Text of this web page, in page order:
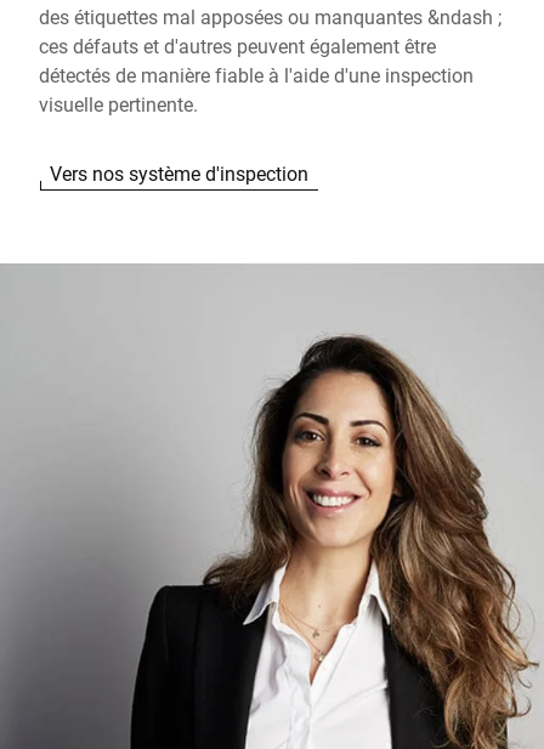
des étiquettes mal apposées ou manquantes &ndash ;
ces défauts et d'autres peuvent également être
détectés de manière fiable à l'aide d'une inspection
visuelle pertinente.
Vers nos système d'inspection